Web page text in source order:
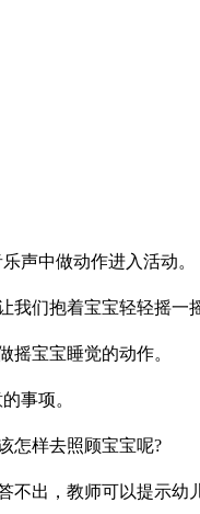
声中做动作进入活动。
我们抱着宝宝轻轻摇一
摇宝宝睡觉的动作。
事项。
怎样去照顾宝宝呢?
不出，教师可以提示幼